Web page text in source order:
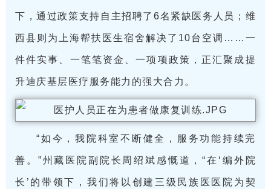
下，通过政策支持自主招聘了6名紧缺医务人员；维
西县则为上海帮扶医生宿舍解决了10台空调……一
件件实事、一笔笔资金、一项项政策，正汇聚成提
升迪庆基层医疗服务能力的强大合力。
“如今，我院科室不断健全，服务功能持续完
善。”州藏医院副院长周绍斌感慨道，“在‘编外院
长’的带领下，我们将以创建三级民族医医院为契